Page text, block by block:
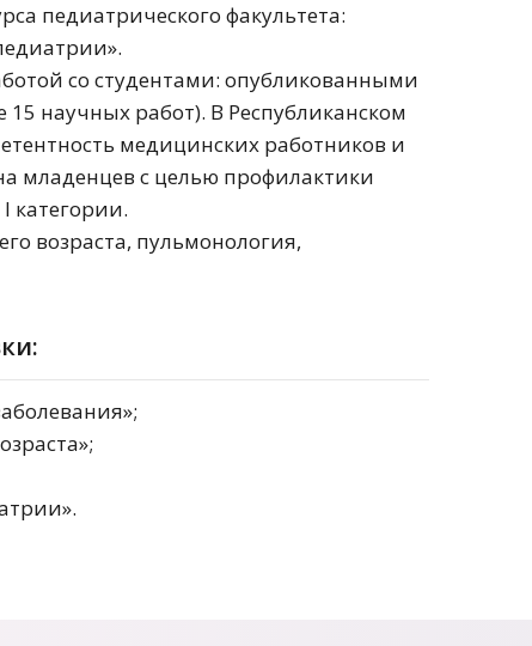
педиатрического факультета:
со студентами: опубликованными
15 научных работ). В Республиканском
медицинских работников и
младенцев с целью профилактики
категории.
возраста, пульмонология,